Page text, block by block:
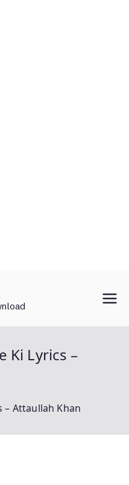
Ki Lyrics –
– Attaullah Khan